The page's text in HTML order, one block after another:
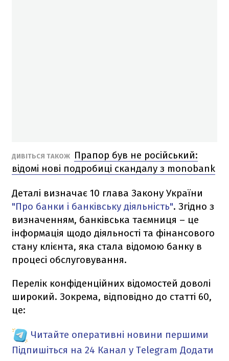
ДИВІТЬСЯ ТАКОЖ
Прапор був не російський:
відомі нові подробиці скандалу з monobank
Деталі визначає 10 глава Закону України
"Про банки і банківську діяльність". Згідно з
визначенням, банківська таємниця – це
інформація щодо діяльності та фінансового
стану клієнта, яка стала відомою банку в
процесі обслуговування.
Перелік конфіденційних відомостей доволі
широкий. Зокрема, відповідно до статті 60,
це:
Читайте оперативні новини першими
Підпишіться на 24 Канал у Telegram Додати